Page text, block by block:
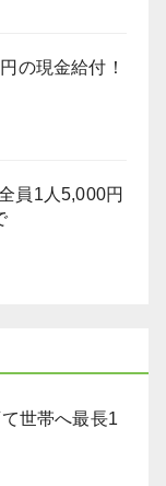
の現金給付！
員1人5,000円
世帯へ最長1